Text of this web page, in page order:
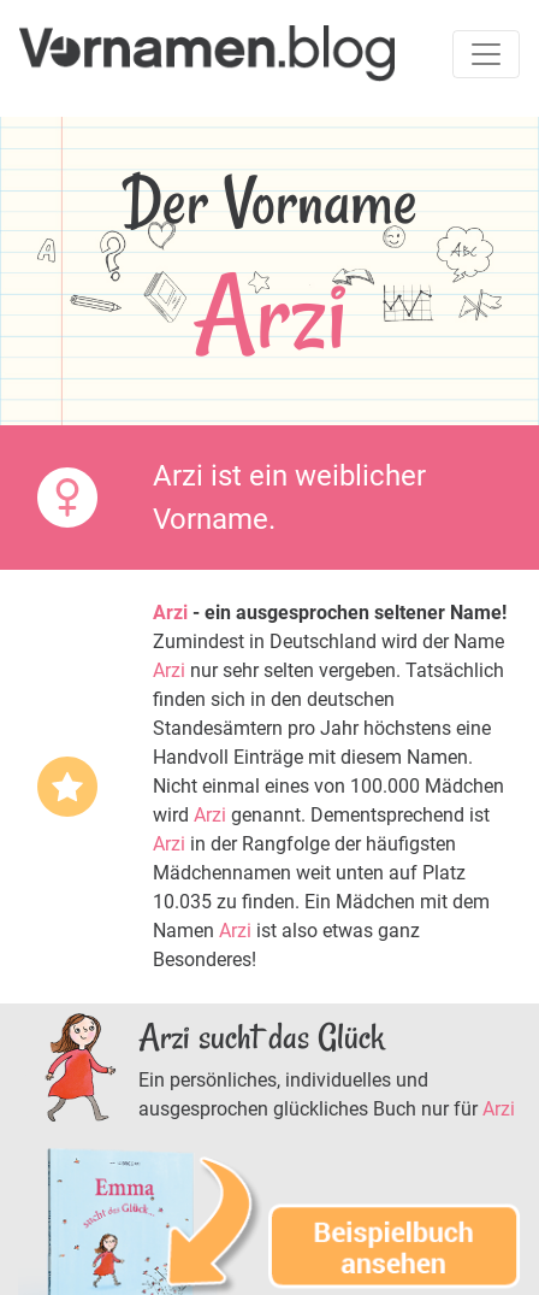
Der Vorname
Arzi
Arzi ist ein weiblicher
Vorname.
Arzi - ein ausgesprochen seltener Name!
Zumindest in Deutschland wird der Name
Arzi nur sehr selten vergeben. Tatsächlich
finden sich in den deutschen
Standesämtern pro Jahr höchstens eine
Handvoll Einträge mit diesem Namen.
Nicht einmal eines von 100.000 Mädchen
wird Arzi genannt. Dementsprechend ist
Arzi in der Rangfolge der häufigsten
Mädchennamen weit unten auf Platz
10.035 zu finden. Ein Mädchen mit dem
Namen Arzi ist also etwas ganz
Besonderes!
Arzi sucht das Glück
Ein persönliches, individuelles und
ausgesprochen glückliches Buch nur fürArzi